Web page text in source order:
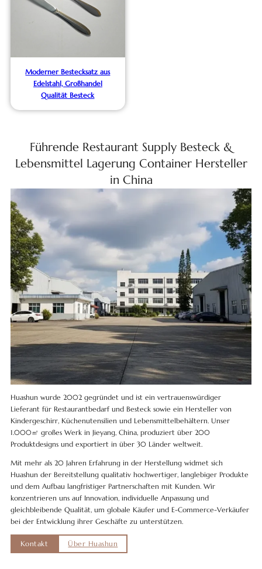
Moderner Bestecksatz aus
Edelstahl, Großhandel
Qualität Besteck
Führende Restaurant Supply Besteck &
Lebensmittel Lagerung Container Hersteller
in China
Huashun wurde 2002 gegründet und ist ein vertrauenswürdiger
Lieferant für Restaurantbedarf und Besteck sowie ein Hersteller von
Kindergeschirr, Küchenutensilien und Lebensmittelbehältern. Unser
1.000㎡ großes Werk in Jieyang, China, produziert über 200
Produktdesigns und exportiert in über 30 Länder weltweit.
Mit mehr als 20 Jahren Erfahrung in der Herstellung widmet sich
Huashun der Bereitstellung qualitativ hochwertiger, langlebiger Produkte
und dem Aufbau langfristiger Partnerschaften mit Kunden. Wir
konzentrieren uns auf Innovation, individuelle Anpassung und
gleichbleibende Qualität, um globale Käufer und E-Commerce-Verkäufer
bei der Entwicklung ihrer Geschäfte zu unterstützen.
Kontakt Über Huashun